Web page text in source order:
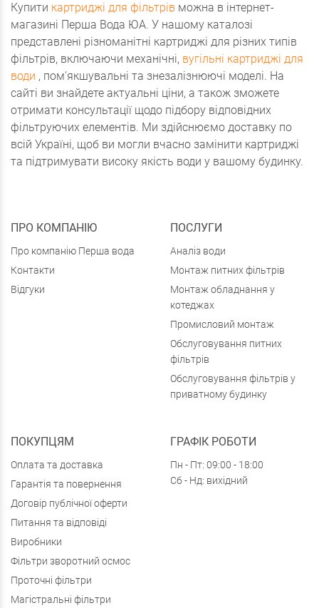
Купити картриджі для фільтрів можна в інтернет-
магазині Перша Вода ЮА. У нашому каталозі
представлені різноманітні картриджі для різних типів
фільтрів, включаючи механічні, вугільні картриджі для
води , пом'якшувальні та знезалізнюючі моделі. На
сайті ви знайдете актуальні ціни, а також зможете
отримати консультації щодо підбору відповідних
фільтруючих елементів. Ми здійснюємо доставку по
всій Україні, щоб ви могли вчасно замінити картриджі
та підтримувати високу якість води у вашому будинку.
ПРО КОМПАНІЮ
Про компанію Перша вода
Контакти
Відгуки
ПОСЛУГИ
Аналіз води
Монтаж питних фільтрів
Монтаж обладнання у
котеджах
Промисловий монтаж
Обслуговування питних
фільтрів
Обслуговування фільтрів у
приватному будинку
ПОКУПЦЯМ
Оплата та доставка
Гарантія та повернення
Договір публічної оферти
Питання та відповіді
Виробники
Фільтри зворотний осмос
Проточні фільтри
Магістральні фільтри
ГРАФІК РОБОТИ
Пн - Пт: 09:00 - 18:00
Сб - Нд: вихідний